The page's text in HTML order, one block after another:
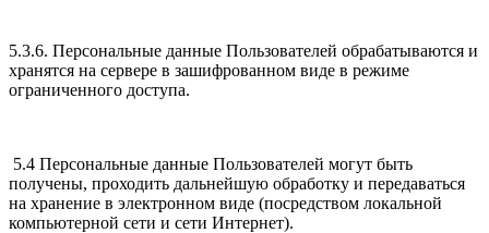
5.3.6. Персональные данные Пользователей обрабатываются и
хранятся на сервере в зашифрованном виде в режиме
ограниченного доступа.
5.4 Персональные данные Пользователей могут быть
получены, проходить дальнейшую обработку и передаваться
на хранение в электронном виде (посредством локальной
компьютерной сети и сети Интернет).